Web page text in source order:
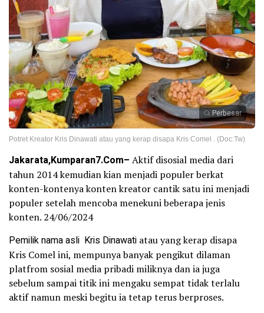
Perbesar
Potret Kreator Kris Dinawati atau yang kerap disapa Kris Comel . (Doc:Tw)
Jakarata,Kumparan7.Com– Aktif disosial media dari
tahun 2014 kemudian kian menjadi populer berkat
konten-kontenya konten kreator cantik satu ini menjadi
populer setelah mencoba menekuni beberapa jenis
konten. 24/06/2024
Pemilik nama asli Kris Dinawati atau yang kerap disapa
Kris Comel ini, mempunya banyak pengikut dilaman
platfrom sosial media pribadi miliknya dan ia juga
sebelum sampai titik ini mengaku sempat tidak terlalu
aktif namun meski begitu ia tetap terus berproses.